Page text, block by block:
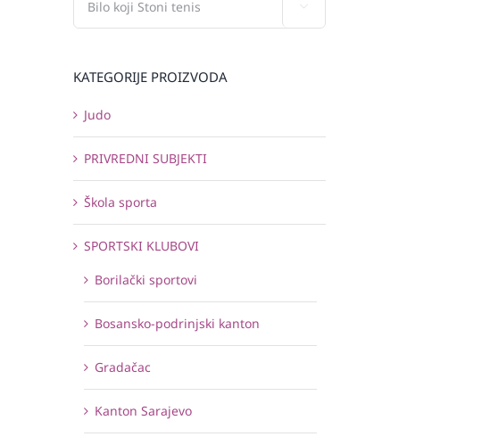
KATEGORIJE PROIZVODA
Judo
PRIVREDNI SUBJEKTI
Škola sporta
SPORTSKI KLUBOVI
Borilački sportovi
Bosansko-podrinjski kanton
Gradačac
Kanton Sarajevo